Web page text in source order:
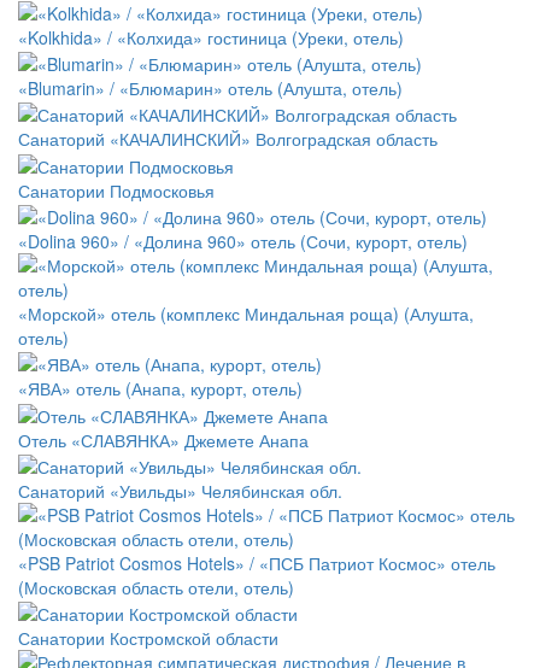
«Kolkhida» / «Колхида» гостиница (Уреки, отель)
«Blumarin» / «Блюмарин» отель (Алушта, отель)
Санаторий «КАЧАЛИНСКИЙ» Волгоградская область
Санатории Подмосковья
«Dolina 960» / «Долина 960» отель (Сочи, курорт, отель)
«Морской» отель (комплекс Миндальная роща) (Алушта,
отель)
«ЯВА» отель (Анапа, курорт, отель)
Отель «СЛАВЯНКА» Джемете Анапа
Санаторий «Увильды» Челябинская обл.
«PSB Patriot Cosmos Hotels» / «ПСБ Патриот Космос» отель
(Московская область отели, отель)
Санатории Костромской области